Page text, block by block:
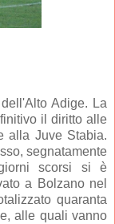
Adige. La
il diritto alle
alla Juve Stabia.
segnatamente
scorsi si è
a Bolzano nel
quaranta
alle quali vanno